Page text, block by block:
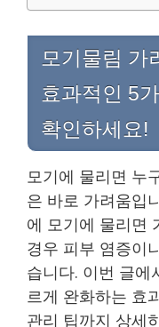
모기물림 가
효과적인 5
확인하세요!
모기에 물리면 누
은 바로 가려움입
에 모기에 물리면
경우 피부 염증이
습니다. 이번 글에
르게 완화하는 효
관리 팁까지 상세